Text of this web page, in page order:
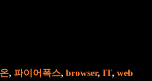
, 파이어폭스, browser, IT, web